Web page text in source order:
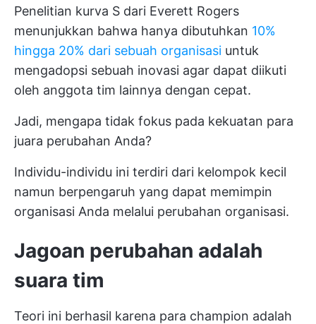
Penelitian kurva S dari Everett Rogers
menunjukkan bahwa hanya dibutuhkan 10%
hingga 20% dari sebuah organisasi untuk
mengadopsi sebuah inovasi agar dapat diikuti
oleh anggota tim lainnya dengan cepat.
Jadi, mengapa tidak fokus pada kekuatan para
juara perubahan Anda?
Individu-individu ini terdiri dari kelompok kecil
namun berpengaruh yang dapat memimpin
organisasi Anda melalui perubahan organisasi.
Jagoan perubahan adalah
suara tim
Teori ini berhasil karena para champion adalah